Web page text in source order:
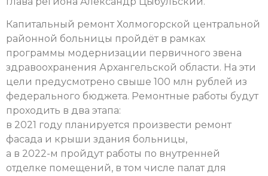
Капитальный ремонт Холмогорской центральной
районной больницы пройдёт в рамках
программы модернизации первичного звена
здравоохранения Архангельской области. На эти
цели предусмотрено свыше 100 млн рублей из
федерального бюджета. Ремонтные работы будут
проходить в два этапа:
в 2021 году планируется произвести ремонт
фасада и крыши здания больницы,
а в 2022-м пройдут работы по внутренней
отделке помещений, в том числе палат для